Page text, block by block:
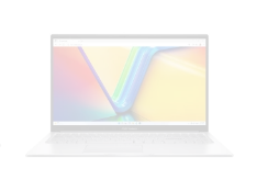
Garanciaidő:36 hónap
ÁFA:
Azonosító:42585
221 900Ft